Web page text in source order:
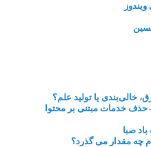
خالی‌بندی یا تولید علم؟
خدمات مبتنی بر محتوا
صبا
چه مقدار می گذرد؟